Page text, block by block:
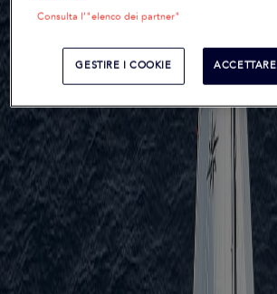
Consulta l’"elenco dei partner"
GESTIRE I COOKIE